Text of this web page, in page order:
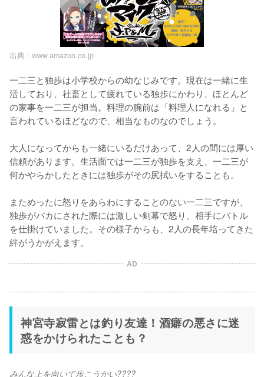
出典 : www.amazon.co.jp
一二三と独歩は小学校からの幼なじみです。現在は一緒に生
活しており、社畜として疲れている独歩にかわり、ほとんど
の家事を一二三が担当。料理の腕前は「料理人になれる」と
言われているほどなので、相当なものなのでしょう。
大人になってからも一緒にいるだけあって、2人の間には厚い
信頼があります。生活面では一二三が独歩を支え、一二三が
何かやらかしたときには独歩がその尻拭いをすることも。
まためったに怒りをあらわにすることのない一二三ですが、
独歩がバカにされた際には激しい剣幕で怒り、相手にバトル
を仕掛けていました。その様子からも、2人の長年培ってきた
絆がうかがえます。
AD
神宮寺寂雷とは釣り友達！酒癖の悪さに迷
惑をかけられたことも？
みんな上を向いて歩こうかい????